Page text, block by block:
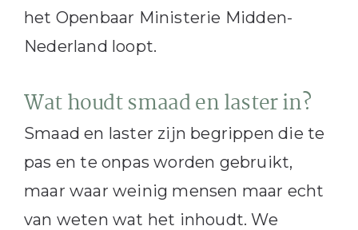
het Openbaar Ministerie Midden-
Nederland loopt.
Wat houdt smaad en laster in?
Smaad en laster zijn begrippen die te
pas en te onpas worden gebruikt,
maar waar weinig mensen maar echt
van weten wat het inhoudt. We